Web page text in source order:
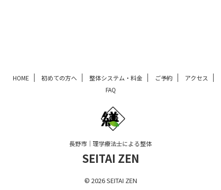
HOME 初めての方へ 整体システム・料金 ご予約
アクセス
FAQ
長野市｜理学療法士による整体
SEITAI ZEN
© 2026 SEITAI ZEN